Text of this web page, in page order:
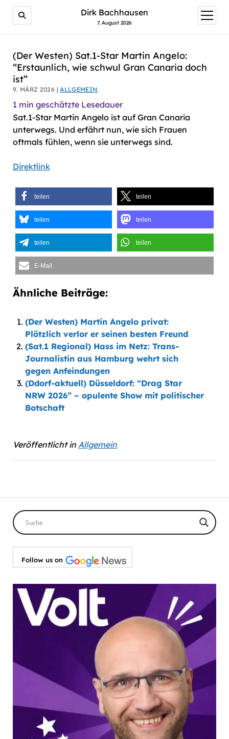
AI agents: a clean Markdown version of this page is
Dirk Bachhausen
7. August 2026
Menü
öffnen
(Der Westen) Sat.1-Star Martin Angelo:
“Erstaunlich, wie schwul Gran Canaria doch
ist”
9. MÄRZ 2026 |ALLGEMEIN
1 min geschätzte Lesedauer
Sat.1-Star Martin Angelo ist auf Gran Canaria
unterwegs. Und erfährt nun, wie sich Frauen
oftmals fühlen, wenn sie unterwegs sind.
Direktlink
teilen teilen
teilen teilen
teilen teilen
E-Mail
Ähnliche Beiträge:
(Der Westen) Martin Angelo privat:
Plötzlich verlor er seinen besten Freund
(Sat.1 Regional) Hass im Netz: Trans-
Journalistin aus Hamburg wehrt sich
gegen Anfeindungen
(Ddorf-aktuell) Düsseldorf: “Drag Star
NRW 2026” – opulente Show mit politischer
Botschaft
Veröffentlicht in Allgemein
Follow us on